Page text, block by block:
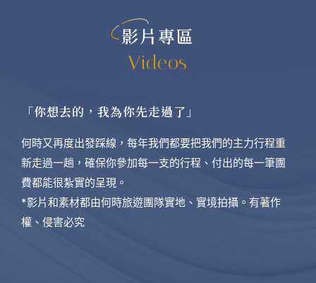
影片專區
Videos
「你想去的，我為你先走過了」
何時又再度出發踩線，每年我們都要把我們的主力行程重
新走過一趟，確保你參加每一支的行程、付出的每一筆團
費都能很紮實的呈現。
*影片和素材都由何時旅遊團隊實地、實境拍攝。有著作
權、侵害必究